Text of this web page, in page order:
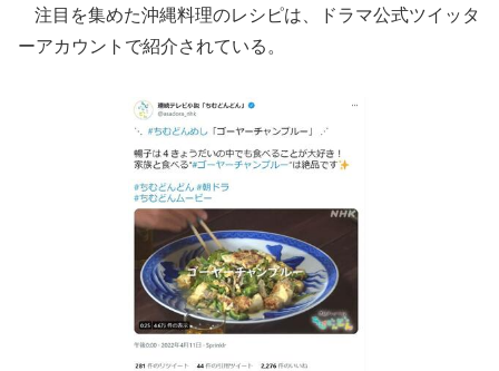
注目を集めた沖縄料理のレシピは、ドラマ公式ツイッタ
ーアカウントで紹介されている。